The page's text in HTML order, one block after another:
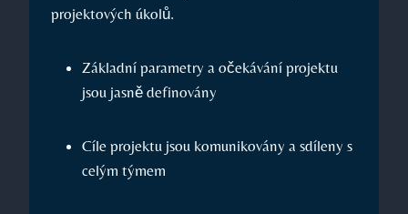
projektových úkolů.
Základní parametry a očekávání projektu
jsou jasně definovány
Cíle projektu jsou komunikovány a sdíleny s
celým týmem